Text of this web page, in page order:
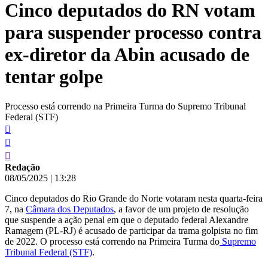
conteúdo
Cinco deputados do RN votam
para suspender processo contra
ex-diretor da Abin acusado de
tentar golpe
Processo está correndo na Primeira Turma do Supremo Tribunal
Federal (STF)
Redação
08/05/2025 | 13:28
Cinco deputados do Rio Grande do Norte votaram nesta quarta-feira
7, na Câmara dos Deputados, a favor de um projeto de resolução
que suspende a ação penal em que o deputado federal Alexandre
Ramagem (PL-RJ) é acusado de participar da trama golpista no fim
de 2022. O processo está correndo na Primeira Turma do Supremo
Tribunal Federal (STF).